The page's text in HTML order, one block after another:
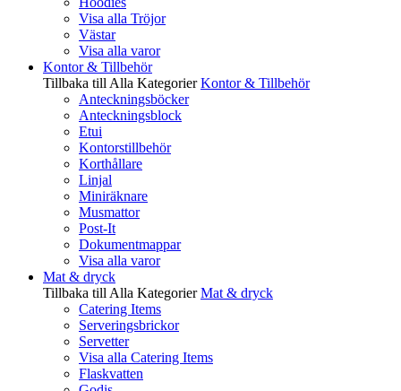
Visa alla Tröjor
Västar
Visa alla varor
Kontor & Tillbehör
Tillbaka till Alla Kategorier Kontor & Tillbehör
Anteckningsböcker
Anteckningsblock
Etui
Kontorstillbehör
Korthållare
Linjal
Miniräknare
Musmattor
Post-It
Dokumentmappar
Visa alla varor
Mat & dryck
Tillbaka till Alla Kategorier Mat & dryck
Catering Items
Serveringsbrickor
Servetter
Visa alla Catering Items
Flaskvatten